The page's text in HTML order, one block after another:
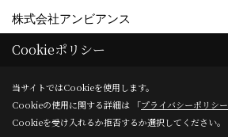
株式会社アンビアンス
TEL：0120-125-955
アンビアンスリフォームサロン
〒604-8247
Cookieポリシー
当サイトではCookieを使用します。
Cookieの使用に関する詳細は 「プライバシーポリシー
Cookieを受け入れるか拒否するか選択してください。